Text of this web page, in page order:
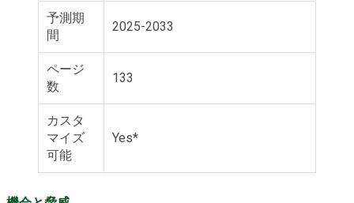
予測期
間
2025-2033
ページ
数
133
カスタ
マイズ
可能
Yes*